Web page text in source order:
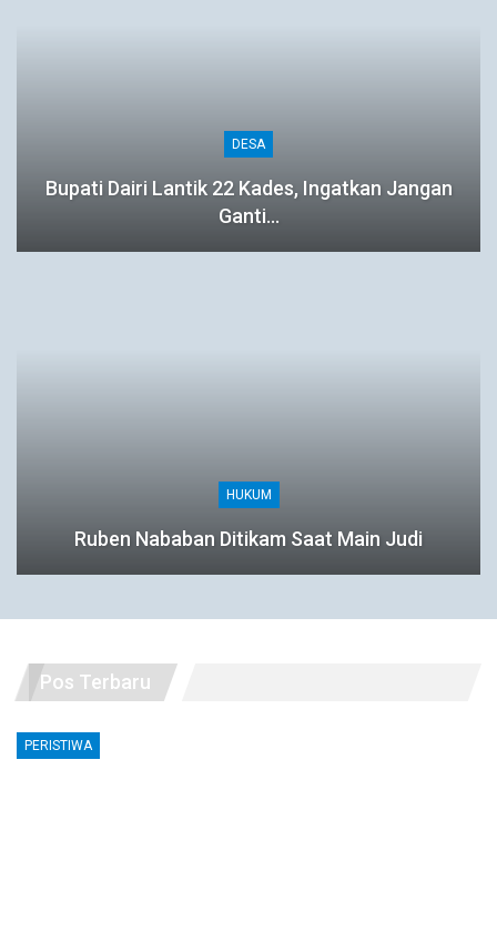
DESA
Bupati Dairi Lantik 22 Kades, Ingatkan Jangan
Ganti…
HUKUM
Ruben Nababan Ditikam Saat Main Judi
Pos Terbaru
PERISTIWA